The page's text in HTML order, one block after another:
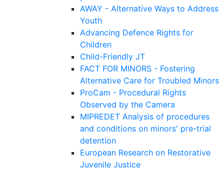
AWAY - Alternative Ways to Address
Youth
Advancing Defence Rights for
Children
Child-Friendly JT
FACT FOR MINORS - Fostering
Alternative Care for Troubled Minors
ProCam - Procedural Rights
Observed by the Camera
MIPREDET Analysis of procedures
and conditions on minors' pre-trial
detention
European Research on Restorative
Juvenile Justice